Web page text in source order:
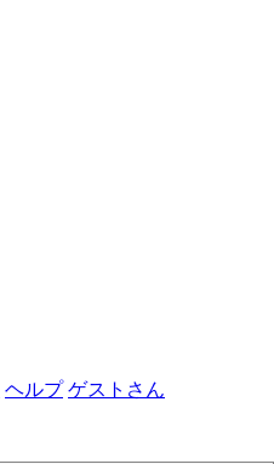
ヘルプ ゲストさん